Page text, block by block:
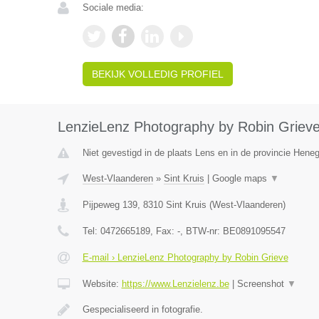
Sociale media:
BEKIJK VOLLEDIG PROFIEL
LenzieLenz Photography by Robin
Niet gevestigd in de plaats Lens en in de provincie
West-Vlaanderen» Sint Kruis Google maps ▼
Pijpeweg 139, 8310 Sint Kruis (West-Vlaanderen)
Tel: 0472665189, Fax: -, BTW-nr: BE0891095547
E-mail › LenzieLenz Photography by Robin Grieve
Website: https://www.Lenzielenz.be| Screenshot ▼
Gespecialiseerd in fotografie.